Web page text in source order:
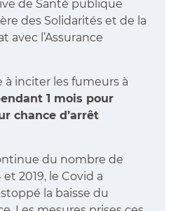
de Santé publique
des Solidarités et de la
avec l’Assurance
à inciter les fumeurs à
1 mois pour
chance d’arrêt
du nombre de
2019, le Covid a
la baisse du